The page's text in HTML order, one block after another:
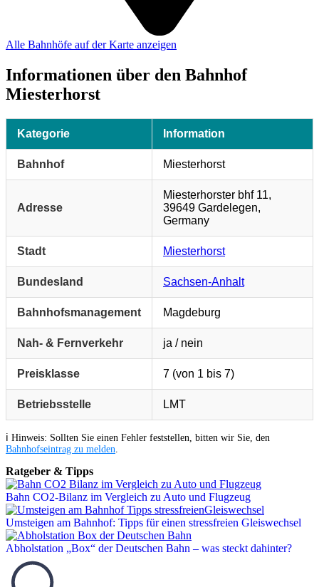
Alle Bahnhöfe auf der Karte anzeigen
Informationen über den Bahnhof
Miesterhorst
Kategorie Information
Bahnhof Miesterhorst
Adresse
Miesterhorster bhf 11,
39649 Gardelegen,
Germany
Stadt Miesterhorst
Bundesland Sachsen-Anhalt
Bahnhofsmanagement Magdeburg
Nah- & Fernverkehr ja / nein
Preisklasse 7 (von 1 bis 7)
Betriebsstelle LMT
ℹ️ Hinweis: Sollten Sie einen Fehler feststellen, bitten wir Sie, den
Bahnhofseintrag zu melden
Ratgeber & Tipps
Bahn CO2-Bilanz im Vergleich zu Auto und Flugzeug
Umsteigen am Bahnhof: Tipps für einen stressfreien Gleiswechsel
Abholstation „Box“ der Deutschen Bahn – was steckt dahinter?